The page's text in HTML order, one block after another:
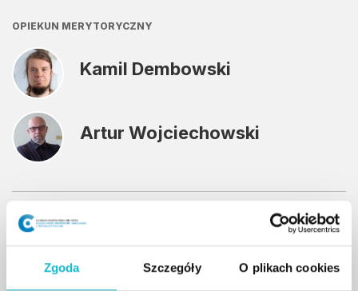
Zgoda Szczegóły O plikach cookies
OPIEKUN MERYTORYCZNY
Kamil Dembowski
Artur Wojciechowski
Szkolenie zawiera
sześć kluczowych modułów
obszarem cyberbezpieczeństwaw firmach i